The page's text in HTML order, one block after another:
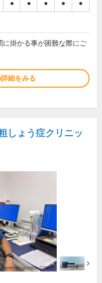
● ● ● ● ●
掛かる事が困難な際にご
細をみる
しょう症クリニッ